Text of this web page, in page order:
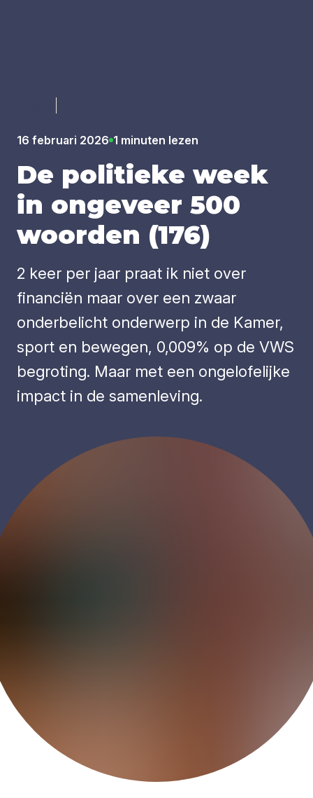
16 februari 2026 1 minuten lezen
De poli­tie­ke week
in onge­veer 500
woor­den (176)
2 keer per jaar praat ik niet over
financiën maar over een zwaar
onderbelicht onderwerp in de Kamer,
sport en bewegen, 0,009% op de VWS
begroting. Maar met een ongelofelijke
impact in de samenleving.